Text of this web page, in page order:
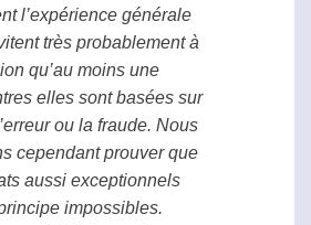
l’expérience générale
très probablement à
qu’au moins une
elles sont basées sur
ou la fraude. Nous
cependant prouver que
aussi exceptionnels
impossibles.